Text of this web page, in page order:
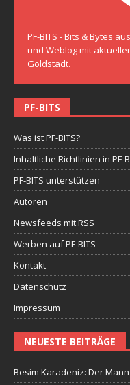
PF-BITS - Bits & Bytes
und Weblog mit
Goldstadt.
PF-BITS
Was ist PF-BITS?
Inhaltliche Richtlinien in PF-
PF-BITS unterstützen
Autoren
Newsfeeds mit RSS
Werben auf PF-BITS
Kontakt
Datenschutz
Impressum
NEUESTE BEITRÄGE
Besim Karadeniz: Der